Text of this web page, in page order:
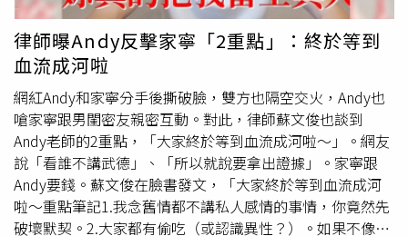
是沒有好聚好散，「如果給多一點就不會燒你」，更透露自
己房子都在老婆名下，「如果離婚一定好聚好散，如果哪一
天有機會的話」。去年他與蹦闆打《拳上》一度從133公斤
瘦到98公斤，他說自己這段時間復胖許多，昨天量體重發現
已經123公斤，還怪罪到網購平台促銷汽水太便宜，這兩個
月一共買了180瓶汽水天天喝。今被問是否想再跟蹦闆再打
一次《拳上》？他秒拒絕但隨即又改口「錢夠多會再打一
場，但我們那時候真的發生了很多的糾紛」。
律師曝Andy反擊家寧「2重點」：終於等到
血流成河啦
網紅Andy和家寧分手後撕破臉，雙方也隔空交火，Andy也
嗆家寧跟男閨密友親密互動。對此，律師蘇文俊也談到
Andy老師的2重點，「大家終於等到血流成河啦～」。網友
說「看誰不講武德」、「所以就說要拿出證據」。家寧跟
Andy要錢。蘇文俊在臉書發文，「大家終於等到血流成河
啦～重點筆記1.我念舊情都不講私人感情的事情，你竟然先
破壞默契。2.大家都有偷吃（或認識異性？）。如果不像李